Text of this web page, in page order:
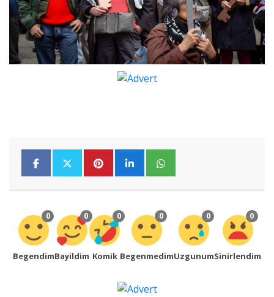
0
Begendim
0
Bayildim
0
Komik
0
Begenmedim
0
Uzgunum
0
Sinirlendim